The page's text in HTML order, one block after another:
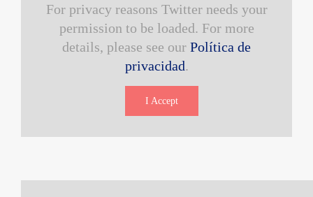
For privacy reasons Twitter needs your
permission to be loaded. For more
details, please see our Política de
privacidad.
I Accept